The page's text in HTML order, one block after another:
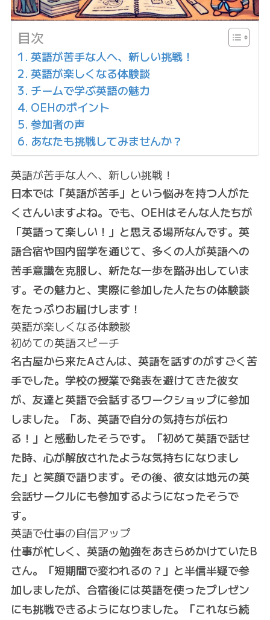
目次
英語が苦手な人へ、新しい挑戦！
英語が楽しくなる体験談
チームで学ぶ英語の魅力
OEHのポイント
参加者の声
あなたも挑戦してみませんか？
英語が苦手な人へ、新しい挑戦！
日本では「英語が苦手」という悩みを持つ人がた
くさんいますよね。でも、OEHはそんな人たちが
「英語って楽しい！」と思える場所なんです。 英
語合宿や国内留学を通じて、多くの人が英語への
苦手意識を克服し、新たな一歩を踏み出していま
す。その魅力と、実際に参加した人たちの体験談
をたっぷりお届けします！
英語が楽しくなる体験談
初めての英語スピーチ
名古屋から来たAさんは、英語を話すのがすごく苦
手でした。学校の授業で発表を避けてきた彼女
が、友達と英語で会話するワークショップに参加
しました。「あ、英語で自分の気持ちが伝わ
る！」と感動したそうです。「初めて英語で話せ
た時、心が解放されたような気持ちになりまし
た」と笑顔で語ります。その後、彼女は地元の英
会話サークルにも参加するようになったそうで
す。
英語で仕事の自信アップ
仕事が忙しく、英語の勉強をあきらめかけていたB
さん。「短期間で変われるの？」と半信半疑で参
加しましたが、合宿後には英語を使ったプレゼン
にも挑戦できるようになりました。「これなら続